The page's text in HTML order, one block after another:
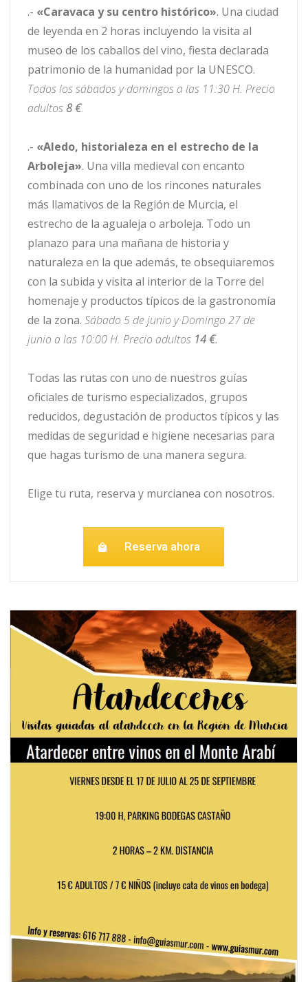
.- «Caravaca y su centro histórico». Una ciudad
de leyenda en 2 horas incluyendo la visita al
museo de los caballos del vino, fiesta declarada
patrimonio de la humanidad por la UNESCO.
Todos los sábados y domingos a las 11:30 H. Precio
adultos8 €.
.- «Aledo, historialeza en el estrecho de la
Arboleja». Una villa medieval con encanto
combinada con uno de los rincones naturales
más llamativos de la Región de Murcia, el
estrecho de la agualeja o arboleja. Todo un
planazo para una mañana de historia y
naturaleza en la que además, te obsequiaremos
con la subida y visita al interior de la Torre del
homenaje y productos típicos de la gastronomía
de la zona. Sábado 5 de junio y Domingo 27 de
junio a las 10:00 H. Precio adultos 14 €.
Todas las rutas con uno de nuestros guías
oficiales de turismo especializados, grupos
reducidos, degustación de productos típicos y las
medidas de seguridad e higiene necesarias para
que hagas turismo de una manera segura.
Elige tu ruta, reserva y murcianea con nosotros.
Reserva ahora